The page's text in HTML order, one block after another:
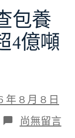
包養
4億噸
年 8 月 8 日
在
〈往
尚無留言